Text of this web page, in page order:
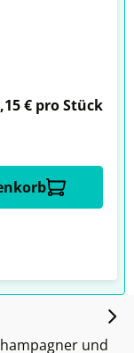
€ pro Stück
und